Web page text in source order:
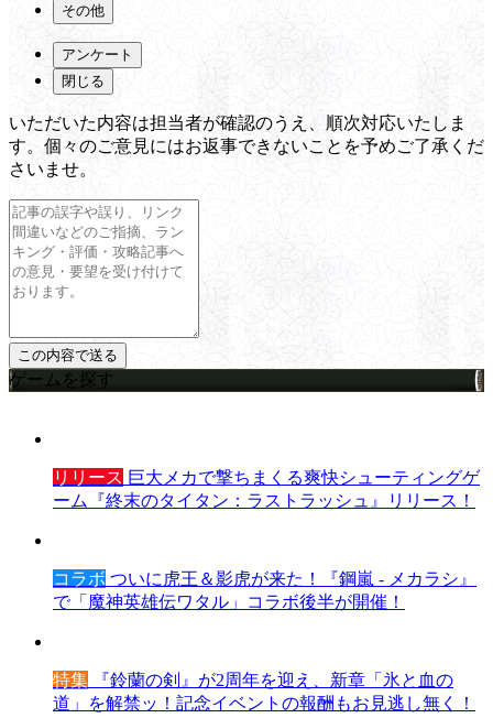
その他
アンケート
閉じる
いただいた内容は担当者が確認のうえ、順次対応いたしま
す。個々のご意見にはお返事できないことを予めご了承くだ
さいませ。
ゲームを探す
リリース 巨大メカで撃ちまくる爽快シューティングゲ
ーム『終末のタイタン：ラストラッシュ』リリース！
コラボ ついに虎王＆影虎が来た！『鋼嵐 - メカラシ』
で「魔神英雄伝ワタル」コラボ後半が開催！
特集 『鈴蘭の剣』が2周年を迎え、新章「氷と血の
道」を解禁ッ！記念イベントの報酬もお見逃し無く！